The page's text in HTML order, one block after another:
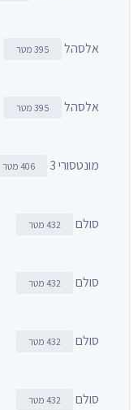
אלסהל 395 מטר
אלסהל 395 מטר
מונטסורי 3 406 מטר
סולם 432 מטר
סולם 432 מטר
סולם 432 מטר
סולם 432 מטר